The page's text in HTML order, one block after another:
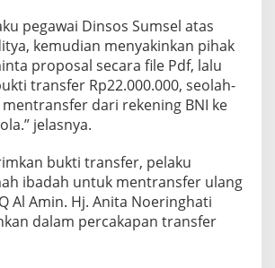
pegawai Dinsos Sumsel atas
kemudian menyakinkan pihak
proposal secara file Pdf, lalu
transfer Rp22.000.000, seolah-
mentransfer dari rekening BNI ke
jelasnya.
bukti transfer, pelaku
ibadah untuk mentransfer ulang
Al Amin. Hj. Anita Noeringhati
dalam percakapan transfer